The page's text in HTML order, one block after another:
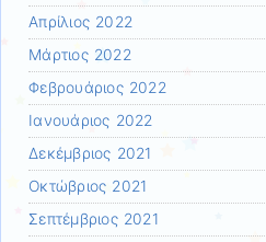
Απρίλιος 2022
Μάρτιος 2022
Φεβρουάριος 2022
Ιανουάριος 2022
Δεκέμβριος 2021
Οκτώβριος 2021
Σεπτέμβριος 2021